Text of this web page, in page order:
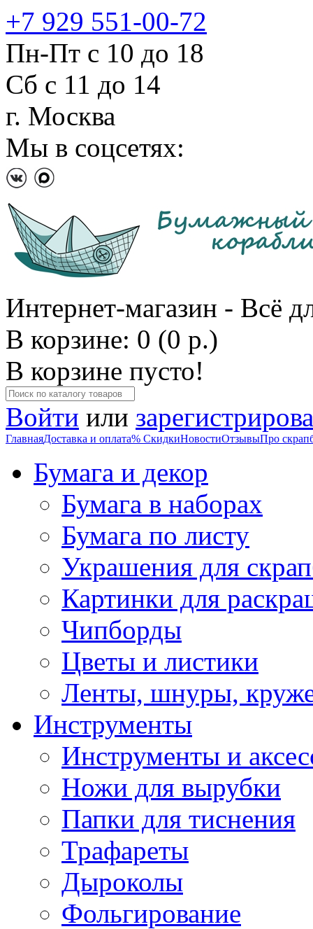
+7 929 551-00-72
Пн-Пт с 10 до 18
Сб с 11 до 14
г. Москва
Мы в соцсетях:
Интернет-магазин - Всё
В корзине: 0 (0 р.)
В корзине пусто!
Войти или
ГлавнаяДоставка и оплата% СкидкиНовостиОтзывыПро
Бумага и декор
Бумага в наборах
Бумага по листу
Украшения для
Картинки для
Чипборды
Цветы и листики
Ленты, шнуры,
Инструменты
Инструменты и
Ножи для вырубки
Папки для тиснения
Трафареты
Дыроколы
Фольгирование